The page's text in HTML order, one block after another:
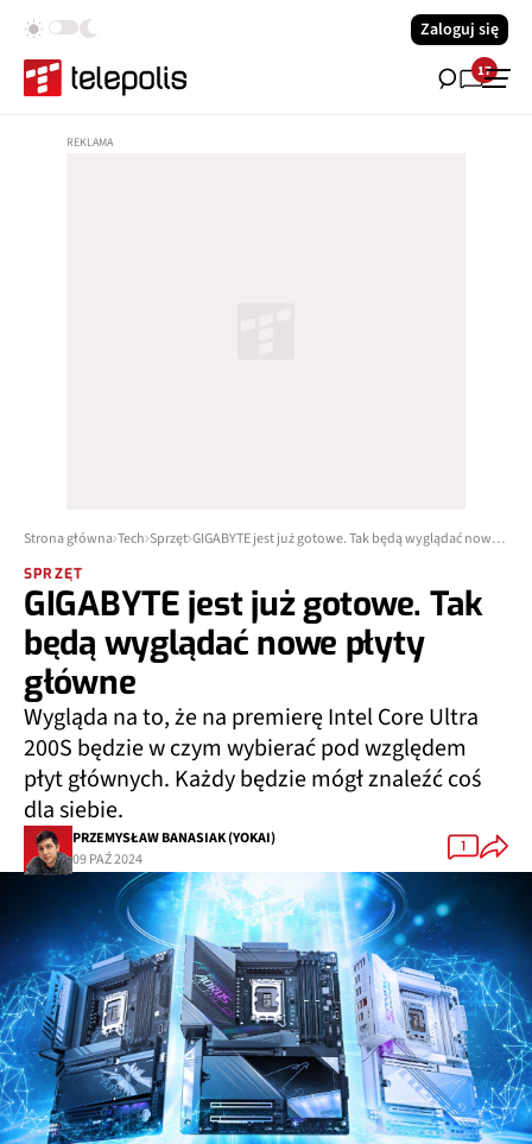
Zaloguj się
17
Strona główna Tech Sprzęt GIGABYTE jest już gotowe. Tak będą wyglądać nowe płyty główne
SPRZĘT
GIGABYTE jest już gotowe. Tak
będą wyglądać nowe płyty
główne
Wygląda na to, że na premierę Intel Core Ultra
200S będzie w czym wybierać pod względem
płyt głównych. Każdy będzie mógł znaleźć coś
dla siebie.
PRZEMYSŁAW BANASIAK (YOKAI)
09 PAŹ 2024
1